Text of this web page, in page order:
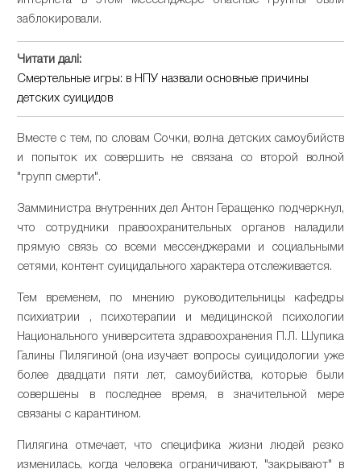
заблокировали.
Читати далі:
Смертельные игры: в НПУ назвали основные причины
детских суицидов
Вместе с тем, по словам Сочки, волна детских самоубийств
и попыток их совершить не связана со второй волной
"групп смерти".
Замминистра внутренних дел Антон Геращенко подчеркнул,
что сотрудники правоохранительных органов наладили
прямую связь со всеми мессенджерами и социальными
сетями, контент суицидального характера отслеживается.
Тем временем, по мнению руководительницы кафедры
психиатрии , психотерапии и медицинской психологии
Национального университета здравоохранения П.Л. Шупика
Галины Пилягиной (она изучает вопросы суицидологии уже
более двадцати пяти лет, самоубийства, которые были
совершены в последнее время, в значительной мере
связаны с карантином.
Пилягина отмечает, что специфика жизни людей резко
изменилась, когда человека ограничивают, "закрывают" в